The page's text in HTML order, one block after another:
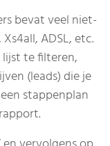
bevat veel niet-
ADSL, etc.
te filteren,
(leads) die je
stappenplan